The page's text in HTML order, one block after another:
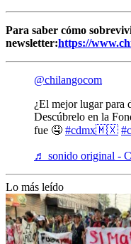
Para saber cómo
newsletter:https://
@chilangocom
¿El mejor lugar para
Descúbrelo en la
fue 🤤 #cdmx🇲🇽
♬ sonido original -
Lo más leído